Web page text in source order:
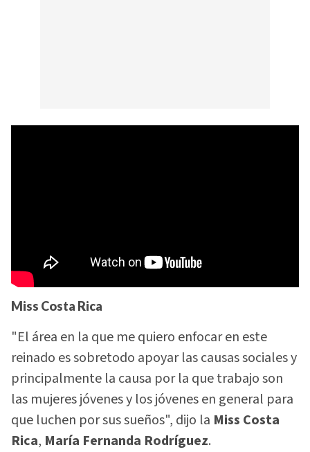
Miss Costa Rica
"El área en la que me quiero enfocar en este
reinado es sobretodo apoyar las causas sociales y
principalmente la causa por la que trabajo son
las mujeres jóvenes y los jóvenes en general para
que luchen por sus sueños", dijo la Miss Costa
Rica, María Fernanda Rodríguez.